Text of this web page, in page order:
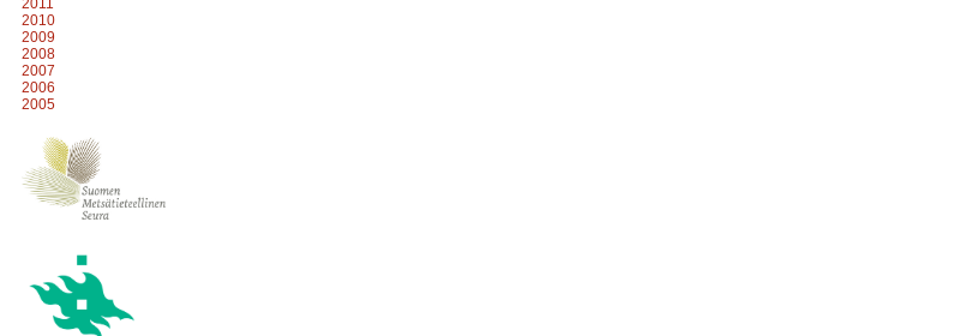
2011
2010
2009
2008
2007
2006
2005